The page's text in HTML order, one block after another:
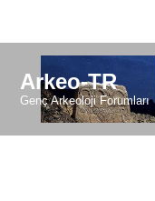
Arkeo-TR
Genç Arkeoloji Forumları